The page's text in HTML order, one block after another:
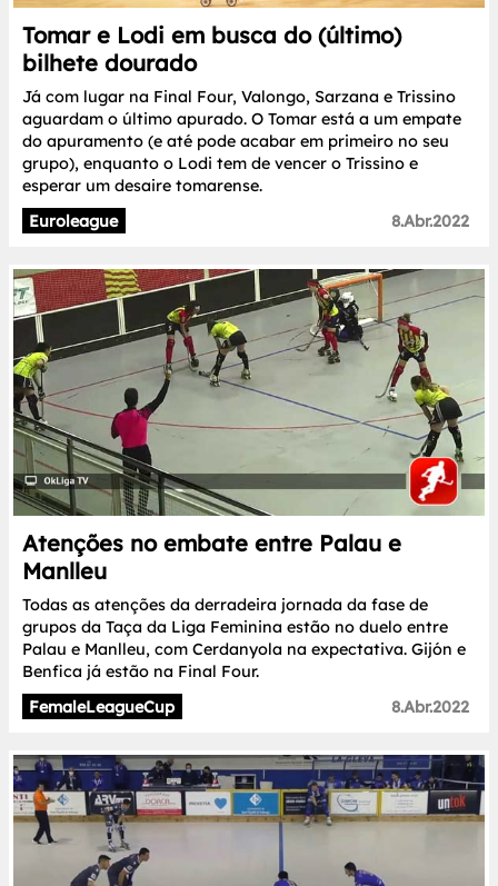
Tomar e Lodi em busca do (último)
bilhete dourado
Já com lugar na Final Four, Valongo, Sarzana e Trissino
aguardam o último apurado. O Tomar está a um empate
do apuramento (e até pode acabar em primeiro no seu
grupo), enquanto o Lodi tem de vencer o Trissino e
esperar um desaire tomarense.
Euroleague
8.Abr.2022
Atenções no embate entre Palau e
Manlleu
Todas as atenções da derradeira jornada da fase de
grupos da Taça da Liga Feminina estão no duelo entre
Palau e Manlleu, com Cerdanyola na expectativa. Gijón e
Benfica já estão na Final Four.
FemaleLeagueCup
8.Abr.2022